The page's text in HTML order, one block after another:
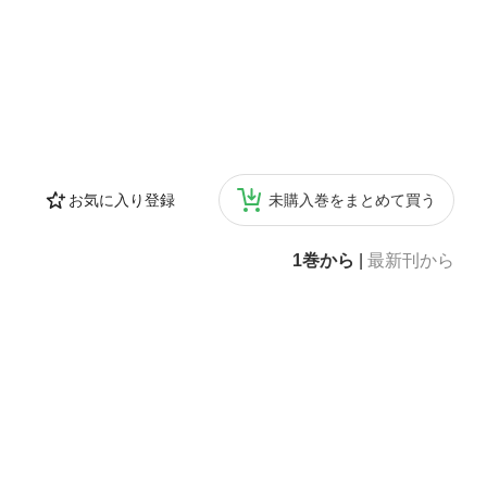
お気に入り登録 未購入巻をまとめて買う
1巻から 最新刊から